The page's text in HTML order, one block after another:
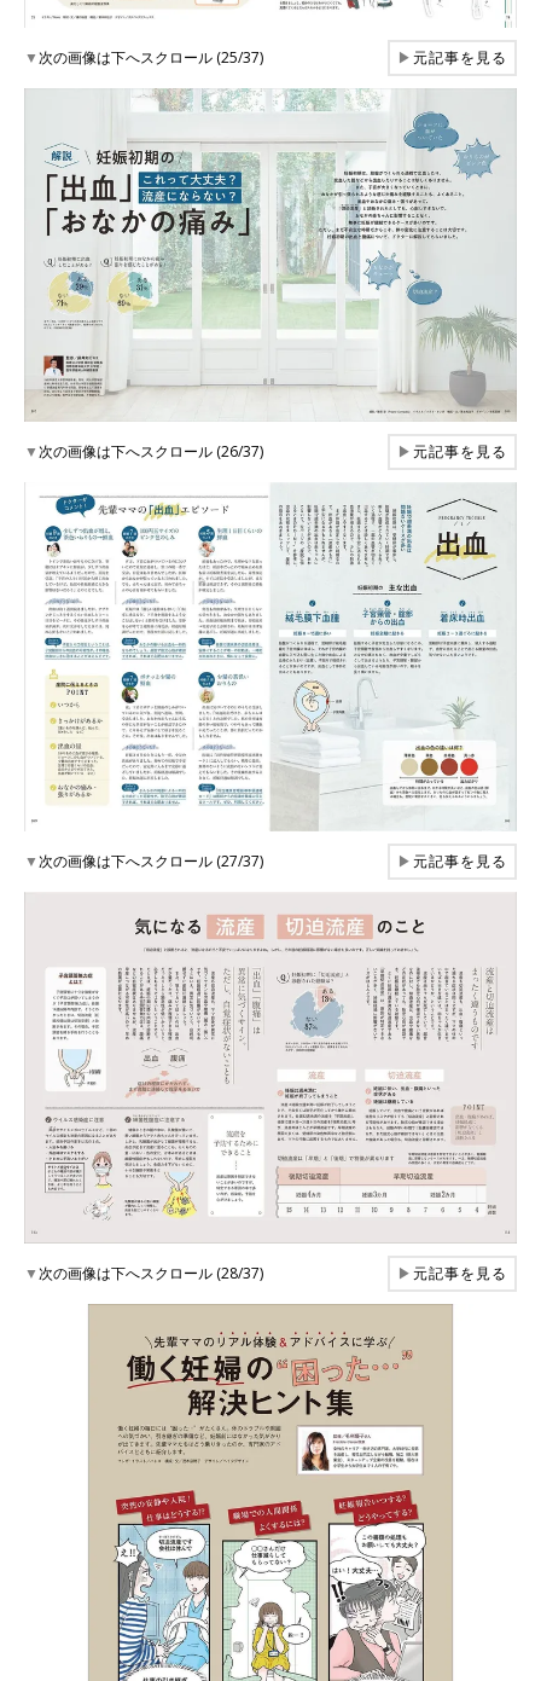
▼次の画像は下へスクロール (25/37) ▶元記事を見る
▼次の画像は下へスクロール (26/37) ▶元記事を見る
▼次の画像は下へスクロール (27/37) ▶元記事を見る
▼次の画像は下へスクロール (28/37) ▶元記事を見る